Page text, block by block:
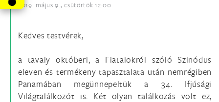
2019. május 9., csütörtök 12:00
Kedves testvérek,
a tavaly októberi, a Fiatalokról szóló Szinódus
eleven és termékeny tapasztalata után nemrégiben
Panamában megünnepeltük a 34. Ifjúsági
Világtalálkozót is. Két olyan találkozás volt ez,